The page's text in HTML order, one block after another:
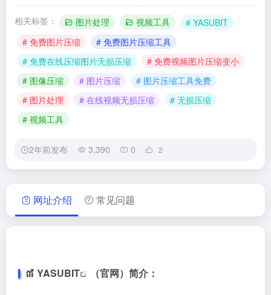
相关标签： 图片处理 视频工具
# YASUBIT
# 免费图片压缩
# 免费图片压缩工具
# 免费在线压缩图片无损压缩
# 免费视频图片压缩变小
# 图像压缩
# 图片压缩
# 图片压缩工具免费
# 图片处理
# 在线视频无损压缩
# 无损压缩
# 视频工具
2年前发布 3,390 0 2
网址介绍 常见问题
YASUBIT （官网）简介：